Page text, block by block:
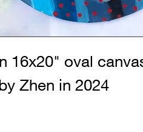
16x20" oval
Zhen in 2024